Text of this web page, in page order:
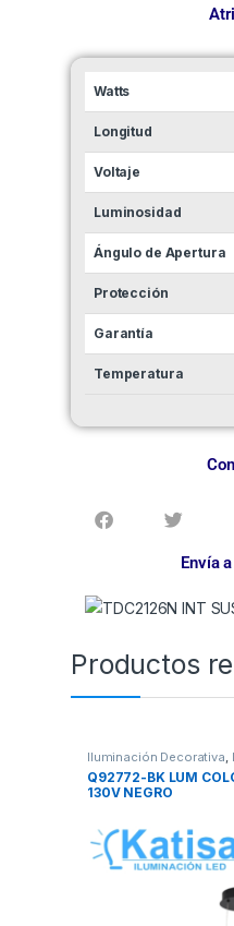
Watts
Longitud
Voltaje
Luminosidad
Ángulo de Apertura
Protección
Garantía
Temperatura
Envía
Productos
Iluminación Decorativa,
Q92772-BK LUM
130V NEGRO